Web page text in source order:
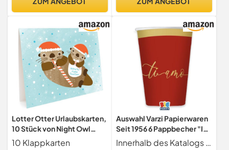
USA BBQ Papierware
Lotter Otter Urlaubskarten,
10 Stück von Night Owl
Papierwaren
10 Klappkarten
Auswahl Varzi Papierwaren
Seit 1956 6 Pappbecher "Ich
liebe dich" Gold 200cc
Innerhalb des Katalogs von Cartoleria Varzi finden Sie viele Artikel zum Thema Valentine um Ihren Tisch zu dekorieren. Wählen Sie die Tischdekoration.